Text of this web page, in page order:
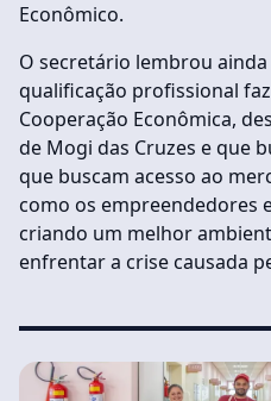
Econômico.
O secretário lembrou ainda
qualificação profissional
Cooperação Econômica,
de Mogi das Cruzes e que
que buscam acesso ao
como os empreendedores
criando um melhor
enfrentar a crise causada